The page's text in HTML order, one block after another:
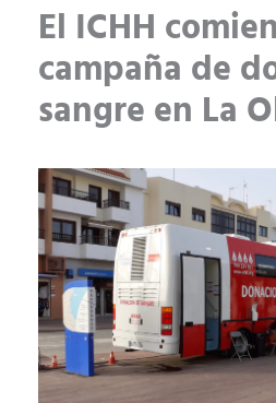
El ICHH
campaña de
sangre en La